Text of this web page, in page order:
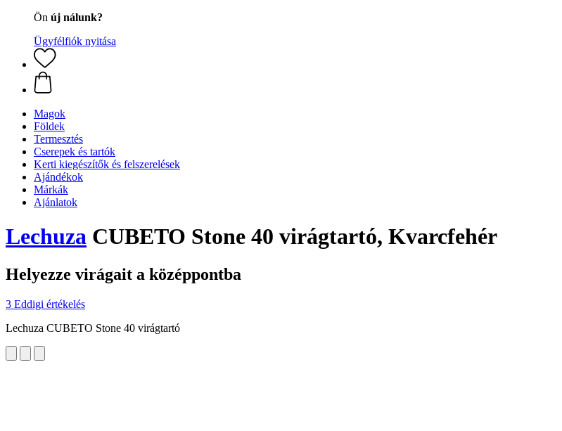
Ön új nálunk?
Ügyfélfiók nyitása
Magok
Földek
Termesztés
Cserepek és tartók
Kerti kiegészítők és felszerelések
Ajándékok
Márkák
Ajánlatok
Lechuza CUBETO Stone 40 virágtartó, Kvarcfehér
Helyezze virágait a középpontba
3 Eddigi értékelés
Lechuza CUBETO Stone 40 virágtartó